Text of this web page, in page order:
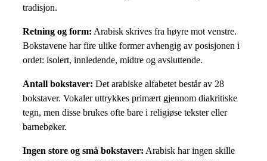
tradisjon.
Retning og form: Arabisk skrives fra høyre mot venstre.
Bokstavene har fire ulike former avhengig av posisjonen i
ordet: isolert, innledende, midtre og avsluttende.
Antall bokstaver: Det arabiske alfabetet består av 28
bokstaver. Vokaler uttrykkes primært gjennom diakritiske
tegn, men disse brukes ofte bare i religiøse tekster eller
barnebøker.
Ingen store og små bokstaver: Arabisk har ingen skille